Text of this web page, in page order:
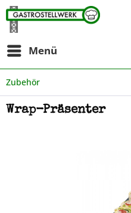
Menü
Zubehör
Wrap-Präsenter